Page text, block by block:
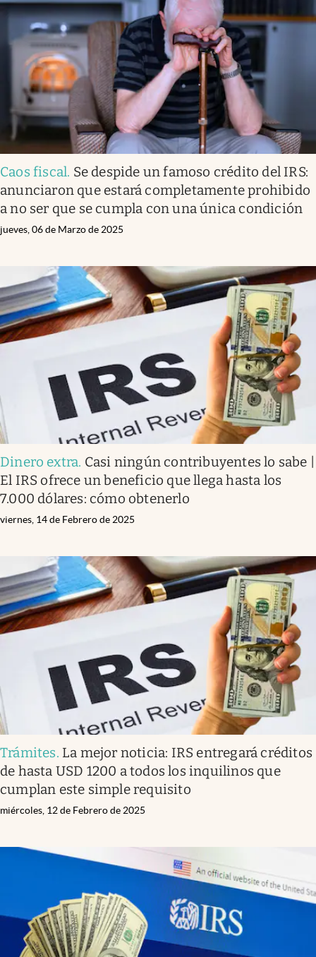
Caos fiscal. Se despide un famoso crédito del IRS:
anunciaron que estará completamente prohibido
a no ser que se cumpla con una única condición
jueves, 06 de Marzo de 2025
Dinero extra. Casi ningún contribuyentes lo sabe |
El IRS ofrece un beneficio que llega hasta los
7.000 dólares: cómo obtenerlo
viernes, 14 de Febrero de 2025
Trámites. La mejor noticia: IRS entregará créditos
de hasta USD 1200 a todos los inquilinos que
cumplan este simple requisito
miércoles, 12 de Febrero de 2025